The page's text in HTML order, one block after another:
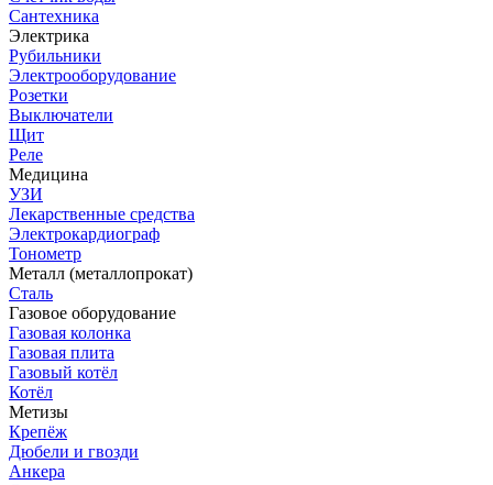
Сантехника
Электрика
Рубильники
Электрооборудование
Розетки
Выключатели
Щит
Реле
Медицина
УЗИ
Лекарственные средства
Электрокардиограф
Тонометр
Металл (металлопрокат)
Сталь
Газовое оборудование
Газовая колонка
Газовая плита
Газовый котёл
Котёл
Метизы
Крепёж
Дюбели и гвозди
Анкера